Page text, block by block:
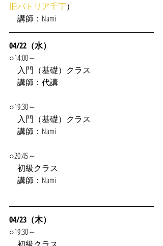
旧パトリア千丁）
講師：Nami
04/22（水）
○14:00～
入門（基礎）クラス
講師：代講
○19:30～
入門（基礎）クラス
講師：Nami
○20:45～
初級クラス
講師：Nami
04/23（木）
○19:30～